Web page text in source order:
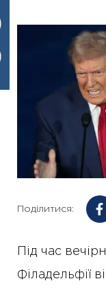
Поділитися:
Під час
Філадельфії